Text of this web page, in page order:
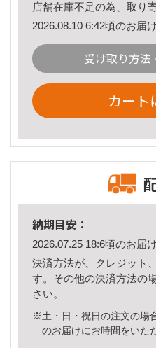
店舗在庫不足の為、取り
2026.08.10 6:42頃のお届
受け取り方法
カート
納期目安：
2026.07.25 18:6頃のお届
決済方法が、クレジット
す。その他の決済方法の
さい。
※土・日・祝日の注文の場
のお届けにお時間をいた